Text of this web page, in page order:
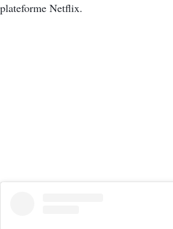
plateforme Netflix.